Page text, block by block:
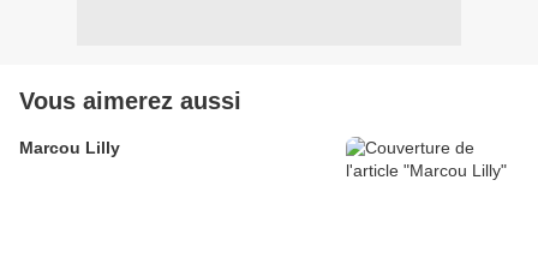
Vous aimerez aussi
Marcou Lilly